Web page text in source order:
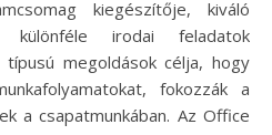
kiegészítője, kiváló
irodai feladatok
típusú megoldások célja, hogy
fokozzák a
a csapatmunkában. Az Office